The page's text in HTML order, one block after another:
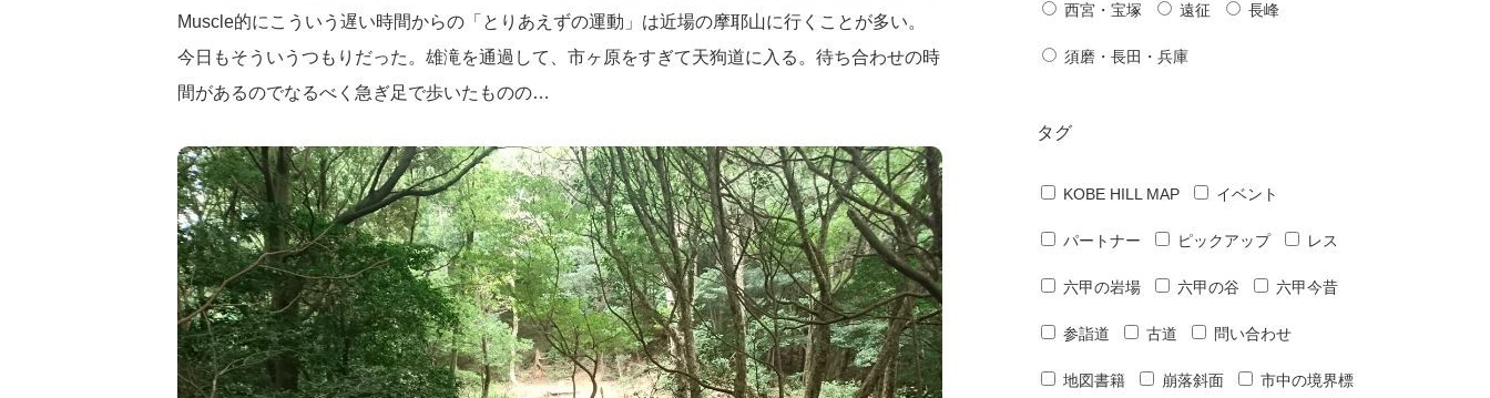
Muscle的にこういう遅い時間からの「とりあえずの運動」は近場の摩耶山に行くことが多い。
今日もそういうつもりだった。雄滝を通過して、市ヶ原をすぎて天狗道に入る。待ち合わせの時
間があるのでなるべく急ぎ足で歩いたものの…
西宮・宝塚 遠征 長峰
須磨・長田・兵庫
タグ
KOBE HILL MAP イベント
パートナー ピックアップ レス
六甲の岩場 六甲の谷 六甲今昔
参詣道 古道 問い合わせ
地図書籍 崩落斜面 市中の境界標